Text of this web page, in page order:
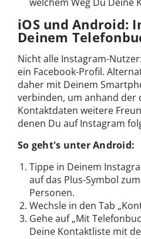
iOS und Android:
Deinem
Nicht alle Instagram-
ein Facebook-Profil.
daher mit Deinem
verbinden, um anhand der
Kontaktdaten weitere
denen Du auf Instagram
So geht's unter Android:
Tippe in Deinem
auf das Plus-Symbol
Personen.
Wechsle in den Tab
Gehe auf „Mit
Deine Kontaktliste mit